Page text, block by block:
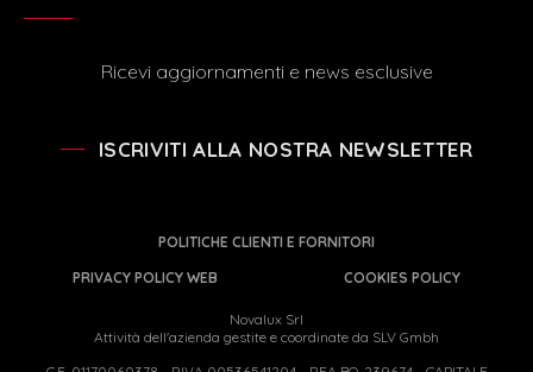
Ricevi aggiornamenti e news esclusive
ISCRIVITI ALLA NOSTRA NEWSLETTER
POLITICHE CLIENTI E FORNITORI
PRIVACY POLICY WEB
COOKIES POLICY
Novalux Srl
Attività dell'azienda gestite e coordinate da SLV Gmbh